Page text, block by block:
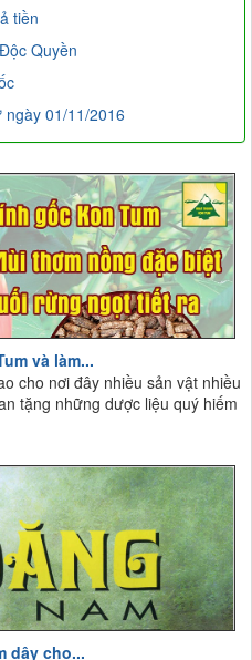
tiền
Quyền
01/11/2016
và làm...
cho nơi đây nhiều sản vật nhiều
tặng những dược liệu quý hiếm
dây cho...